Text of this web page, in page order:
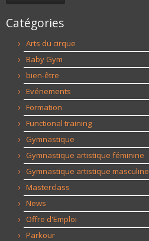
Catégories
Arts du cirque
Baby Gym
bien-être
Evénements
Formation
Functional training
Gymnastique
Gymnastique artistique féminine
Gymnastique artistique masculine
Masterclass
News
Offre d'Emploi
Parkour